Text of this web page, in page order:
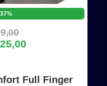
Full Finger